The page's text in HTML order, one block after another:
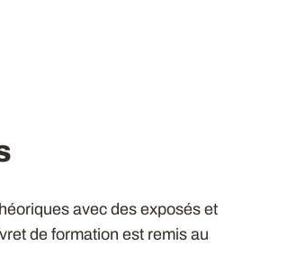
avec des exposés et
de formation est remis au